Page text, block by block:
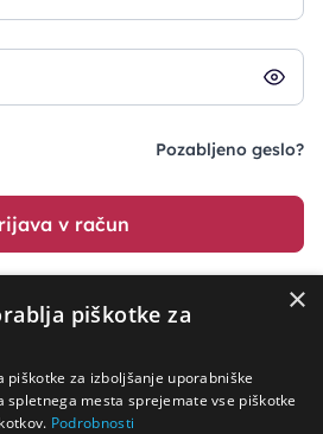
Pozabljeno geslo?
v račun
×
piškotke za
za izboljšanje uporabniške
spletnega mesta sprejemate vse piškotke
Podrobnosti